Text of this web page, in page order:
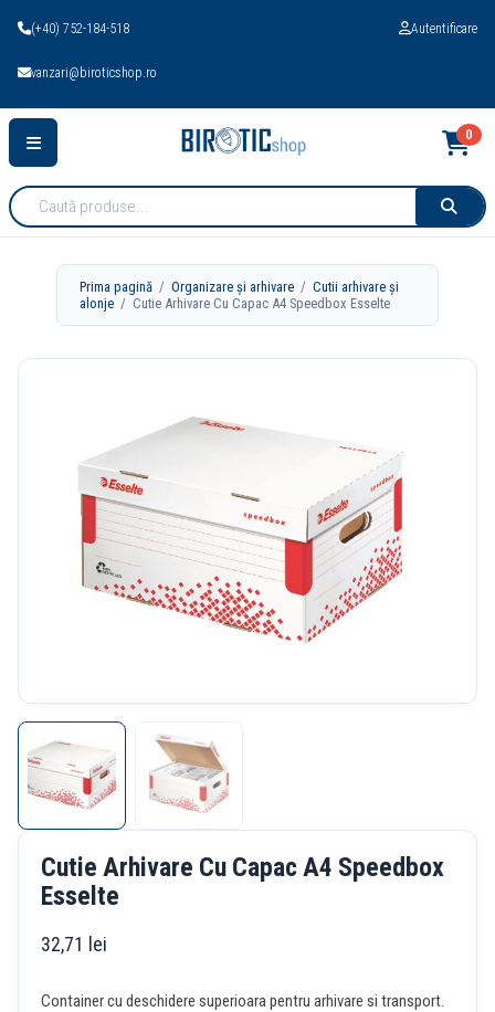
(+40) 752-184-518
vanzari@biroticshop.ro
Autentificare
Cauta
produse:
0
Prima pagină /Organizare și arhivare /Cutii arhivare și
alonje / Cutie Arhivare Cu Capac A4 Speedbox Esselte
Cutie Arhivare Cu Capac A4 Speedbox
Esselte
32,71 lei
Container cu deschidere superioara pentru arhivare si transport.